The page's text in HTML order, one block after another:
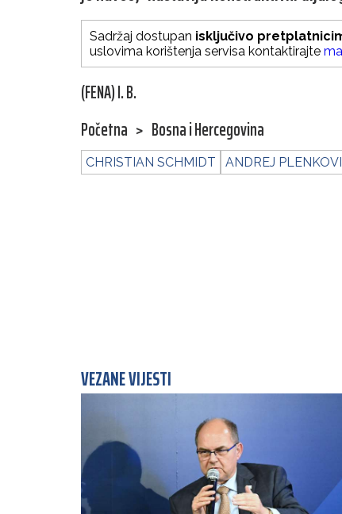
Sadržaj dostupan isključivo
uslovima korištenja servisa kontaktirajte
(FENA) I. B.
Početna > Bosna i Hercegovina
CHRISTIAN SCHMIDT ANDREJ
VEZANE VIJESTI